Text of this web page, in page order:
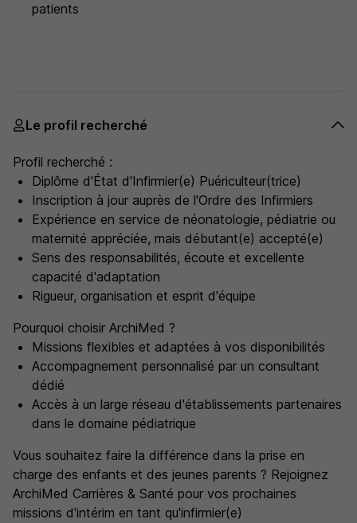
patients
Le profil recherché
Profil recherché :
Diplôme d'État d'Infirmier(e) Puériculteur(trice)
Inscription à jour auprès de l'Ordre des Infirmiers
Expérience en service de néonatologie, pédiatrie ou
maternité appréciée, mais débutant(e) accepté(e)
Sens des responsabilités, écoute et excellente
capacité d'adaptation
Rigueur, organisation et esprit d'équipe
Pourquoi choisir ArchiMed ?
Missions flexibles et adaptées à vos disponibilités
Accompagnement personnalisé par un consultant
dédié
Accès à un large réseau d'établissements partenaires
dans le domaine pédiatrique
Vous souhaitez faire la différence dans la prise en
charge des enfants et des jeunes parents ? Rejoignez
ArchiMed Carrières & Santé pour vos prochaines
missions d'intérim en tant qu'infirmier(e)